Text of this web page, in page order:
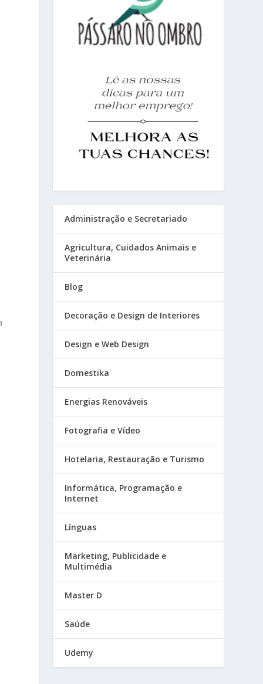
Administração e Secretariado
Agricultura, Cuidados Animais e
Veterinária
Blog
Decoração e Design de Interiores
Design e Web Design
Domestika
Energias Renováveis
Fotografia e Vídeo
Hotelaria, Restauração e Turismo
Informática, Programação e
Internet
Línguas
Marketing, Publicidade e
Multimédia
Master D
Saúde
Udemy